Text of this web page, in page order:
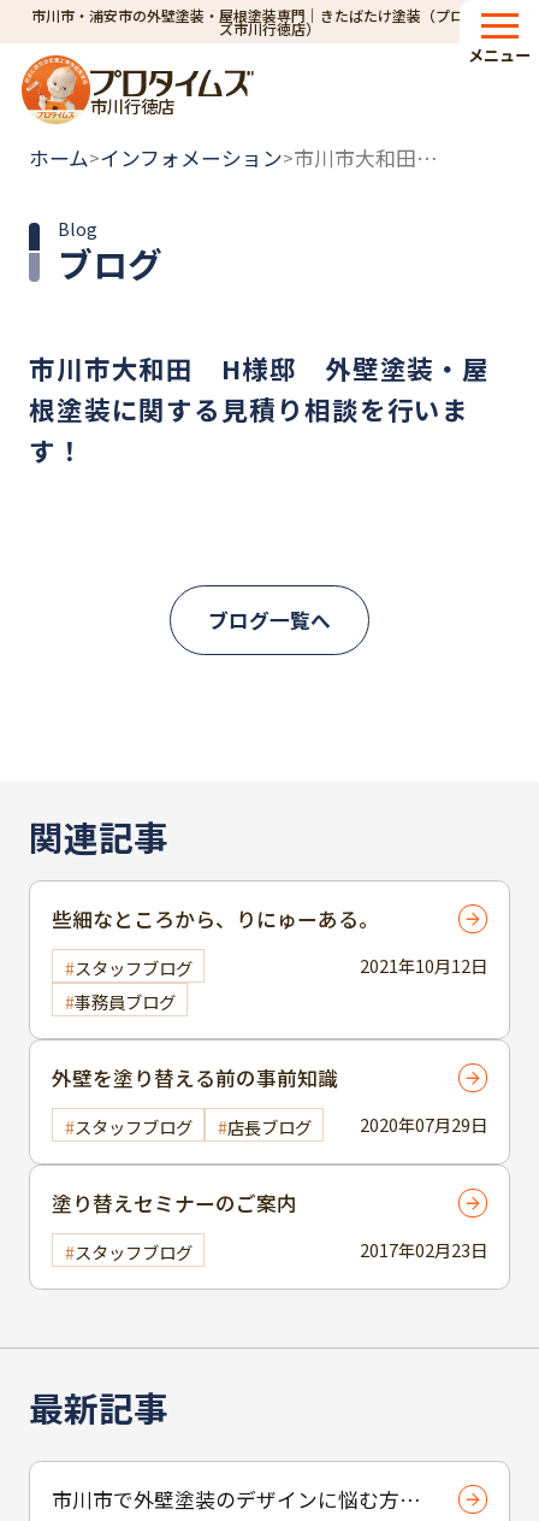
市川市・浦安市の外壁塗装・屋根塗装専門｜きたばたけ塗装（プロタイム
ズ市川行徳店）
市川行徳店
メニュー
ホーム>インフォメーション> 市川市大和田 H様邸 外壁塗装・屋根塗装に関する見積り相談を行います！
ブログ
Blog
市川市大和田 H様邸 外壁塗装・屋
根塗装に関する見積り相談を行いま
す！
ブログ一覧へ
最新記事
市川市で外壁塗装のデザインに悩む方へ
関連記事
2021年10月12日
些細なところから、りにゅーある。
スタッフブログ
事務員ブログ
2020年07月29日
外壁を塗り替える前の事前知識
スタッフブログ 店長ブログ
2017年02月23日
塗り替えセミナーのご案内
スタッフブログ